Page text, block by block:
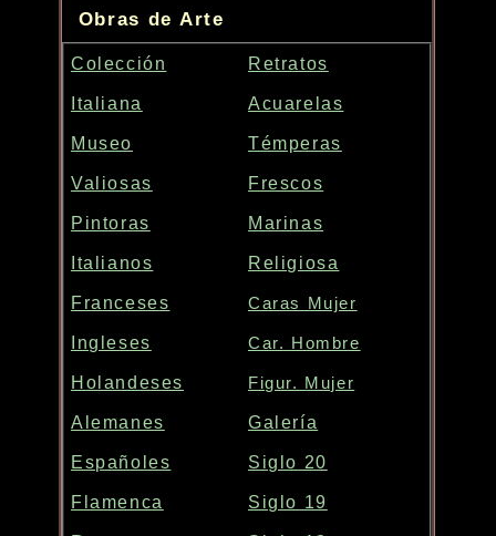
Obras de Arte
Colección Retratos
Italiana Acuarelas
Museo Témperas
Valiosas Frescos
Pintoras Marinas
Italianos Religiosa
Franceses Caras Mujer
Ingleses Car. Hombre
Holandeses Figur. Mujer
Alemanes Galería
Españoles Siglo 20
Flamenca Siglo 19